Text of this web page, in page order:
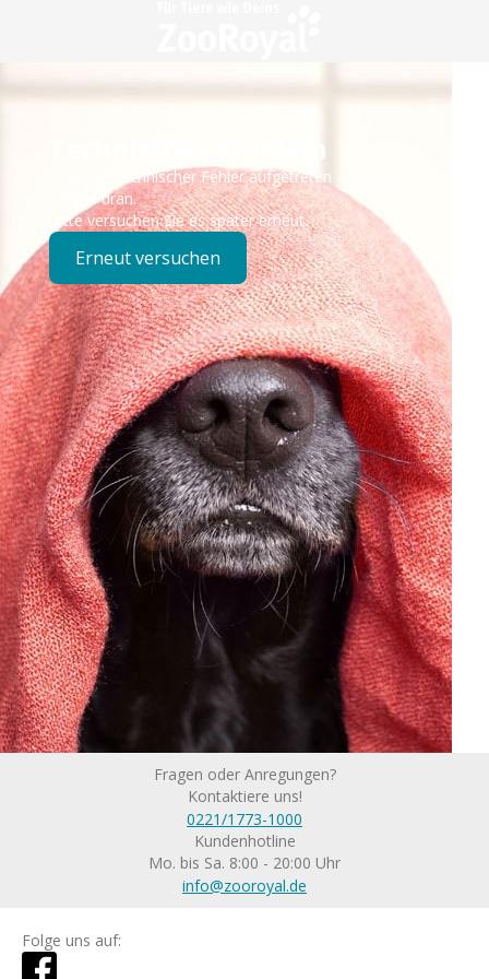
Technisches Problem
Es ist ein technischer Fehler aufgetreten – wir sind
bereits dran.
Bitte versuchen Sie es später erneut.
Erneut versuchen
Fragen oder Anregungen?
Kontaktiere uns!
0221/1773-1000
Kundenhotline
Mo. bis Sa. 8:00 - 20:00 Uhr
info@zooroyal.de
Folge uns auf: